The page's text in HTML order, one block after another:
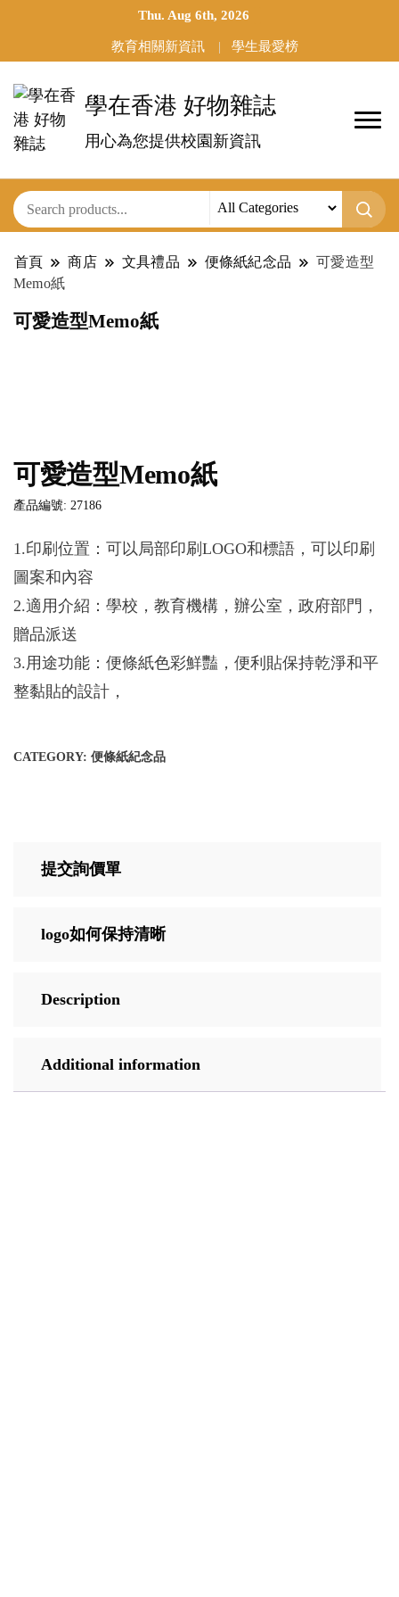
Thu. Aug 6th, 2026
教育相關新資訊 學生最愛榜
學在香港 好物雜誌
用心為您提供校園新資訊
首頁 商店 文具禮品 便條紙紀念品
可愛造型
Memo紙
可愛造型Memo紙
可愛造型Memo紙
產品編號: 27186
1.印刷位置：可以局部印刷LOGO和標語，可以印刷
圖案和內容
2.適用介紹：學校，教育機構，辦公室，政府部門，
贈品派送
3.用途功能：便條紙色彩鮮豔，便利貼保持乾淨和平
整黏貼的設計，
CATEGORY: 便條紙紀念品
提交詢價單
logo如何保持清晰
Description
Additional information